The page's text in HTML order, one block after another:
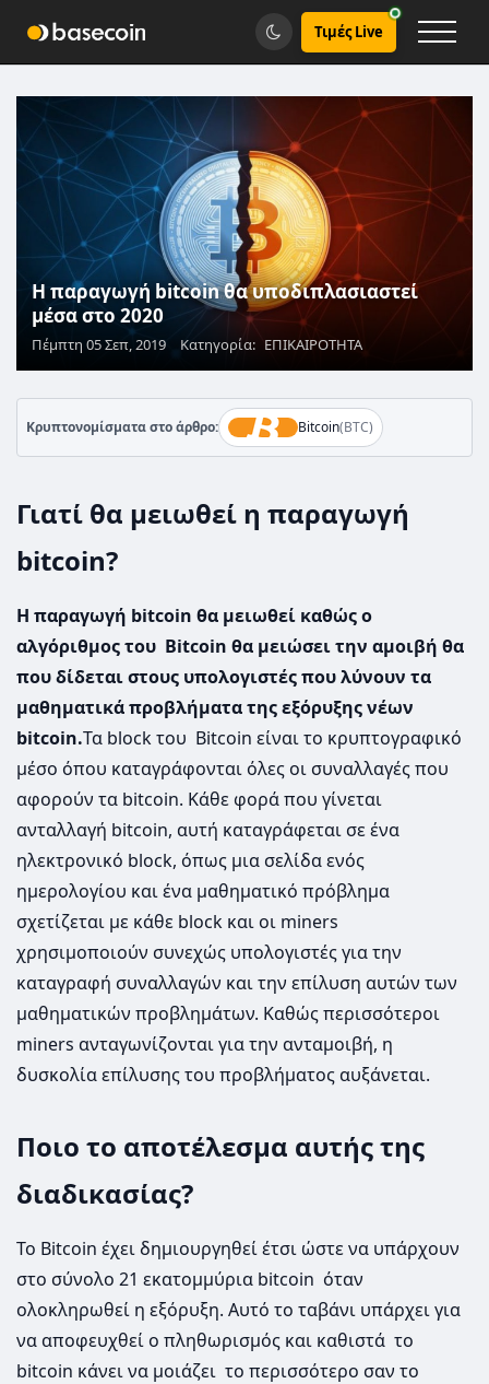
Τιμές Live
Η παραγωγή bitcoin θα υποδιπλασιαστεί
μέσα στο 2020
Πέμπτη 05 Σεπ, 2019 Κατηγορία: ΕΠΙΚΑΙΡΟΤΗΤΑ
Κρυπτονομίσματα στο άρθρο: Bitcoin(BTC)
Γιατί θα μειωθεί η παραγωγή
bitcoin?
Η παραγωγή bitcoin θα μειωθεί καθώς ο
αλγόριθμος του Bitcoin θα μειώσει την αμοιβή θα
που δίδεται στους υπολογιστές που λύνουν τα
μαθηματικά προβλήματα της εξόρυξης νέων
bitcoin.Τα block του Bitcoin είναι το κρυπτογραφικό
μέσο όπου καταγράφονται όλες οι συναλλαγές που
αφορούν τα bitcoin. Κάθε φορά που γίνεται
ανταλλαγή bitcoin, αυτή καταγράφεται σε ένα
ηλεκτρονικό block, όπως μια σελίδα ενός
ημερολογίου και ένα μαθηματικό πρόβλημα
σχετίζεται με κάθε block και οι miners
χρησιμοποιούν συνεχώς υπολογιστές για την
καταγραφή συναλλαγών και την επίλυση αυτών των
μαθηματικών προβλημάτων. Καθώς περισσότεροι
miners ανταγωνίζονται για την ανταμοιβή, η
δυσκολία επίλυσης του προβλήματος αυξάνεται.
Ποιο το αποτέλεσμα αυτής της
διαδικασίας?
Το Bitcoin έχει δημιουργηθεί έτσι ώστε να υπάρχουν
στο σύνολο 21 εκατομμύρια bitcoin όταν
ολοκληρωθεί η εξόρυξη. Αυτό το ταβάνι υπάρχει για
να αποφευχθεί ο πληθωρισμός και καθιστά το
bitcoin κάνει να μοιάζει το περισσότερο σαν το